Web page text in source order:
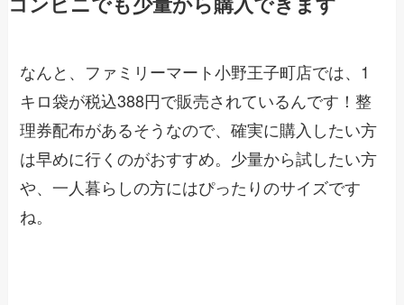
なんと、ファミリーマート小野王子町店では、1
キロ袋が税込388円で販売されているんです！整
理券配布があるそうなので、確実に購入したい方
は早めに行くのがおすすめ。少量から試したい方
や、一人暮らしの方にはぴったりのサイズです
ね。